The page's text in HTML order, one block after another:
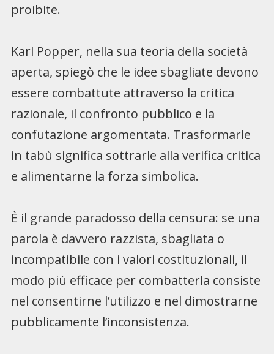
proibite.
Karl Popper, nella sua teoria della società
aperta, spiegò che le idee sbagliate devono
essere combattute attraverso la critica
razionale, il confronto pubblico e la
confutazione argomentata. Trasformarle
in tabù significa sottrarle alla verifica critica
e alimentarne la forza simbolica.
È il grande paradosso della censura: se una
parola è davvero razzista, sbagliata o
incompatibile con i valori costituzionali, il
modo più efficace per combatterla consiste
nel consentirne l’utilizzo e nel dimostrarne
pubblicamente l’inconsistenza.